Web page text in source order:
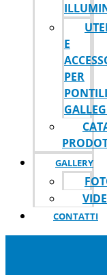
E
PER
PONTILI
GALLERY
CONTATTI